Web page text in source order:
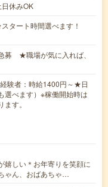
休みOK
タート時間選べます！
★職場が気に入れば、
験者：時給1400円～★日
選べます）※稼働開始時は
す。
嬉しい＊お年寄りを笑顔に
ゃん、おばあちゃ…